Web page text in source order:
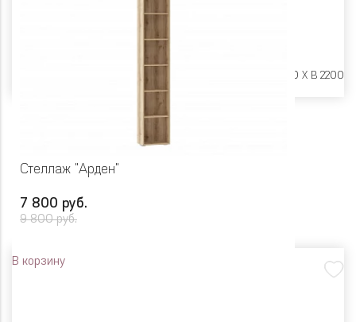
Ш 600 X Г 250 X В 2200
Стеллаж "Арден"
7 800 руб.
9 800 руб.
В корзину